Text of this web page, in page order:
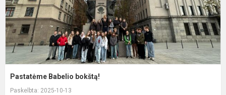
Pastatėme Babelio bokštą!
Paskelbta: 2025-10-13